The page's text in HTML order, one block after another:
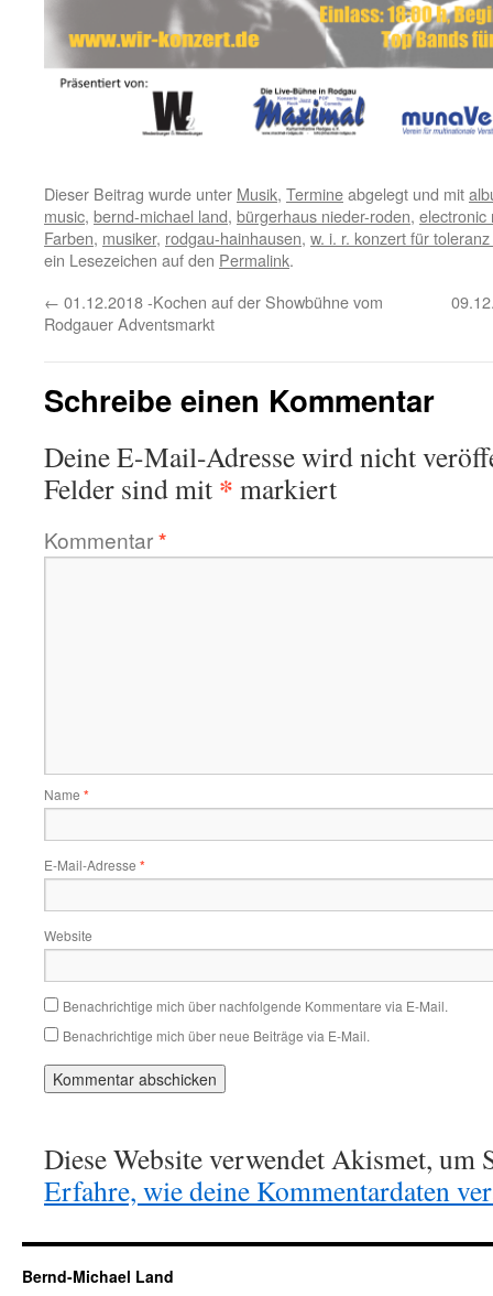
Dieser Beitrag wurde unter Musik, Termineabgelegt und mit
music, bernd-michael land, bürgerhaus nieder-roden, electronic
Farben, musiker, rodgau-hainhausen, w. i. r. konzert für
ein Lesezeichen auf den Permalink.
← 01.12.2018 -Kochen auf der Showbühne vom
Rodgauer Adventsmarkt
Schreibe einen Kommentar
Deine E-Mail-Adresse wird nicht
Felder sind mit * markiert
Kommentar*
Name *
E-Mail-Adresse *
Website
Benachrichtige mich über nachfolgende Kommentare via E-Mail.
Benachrichtige mich über neue Beiträge via E-Mail.
Diese Website verwendet Akismet, um
Erfahre, wie deine Kommentardaten
Bernd-Michael Land